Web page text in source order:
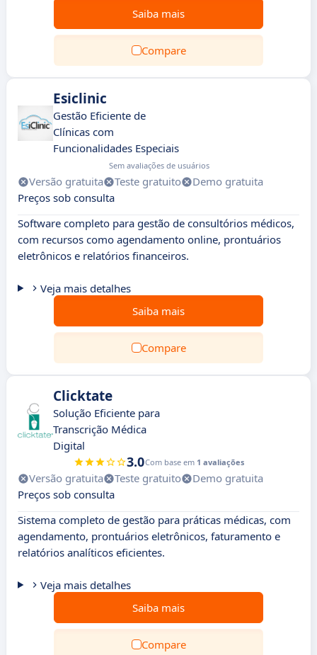
Saiba mais
Compare
Esiclinic
Gestão Eficiente de
Clínicas com
Funcionalidades Especiais
Sem avaliações de usuários
Versão gratuita Teste gratuito
Demo gratuita
Preços sob consulta
Software completo para gestão de consultórios médicos,
com recursos como agendamento online, prontuários
eletrônicos e relatórios financeiros.
Veja mais detalhes
Saiba mais
Compare
Clicktate
Solução Eficiente para
Transcrição Médica
Digital
3.0Com base em 1 avaliações
Versão gratuita Teste gratuito
Demo gratuita
Preços sob consulta
Sistema completo de gestão para práticas médicas, com
agendamento, prontuários eletrônicos, faturamento e
relatórios analíticos eficientes.
Veja mais detalhes
Saiba mais
Compare